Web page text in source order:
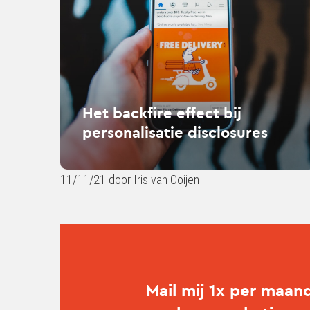
Het backfire effect bij
personalisatie disclosures
11/11/21 door Iris van Ooijen
effect
personalisatie
Mail mij 1x per